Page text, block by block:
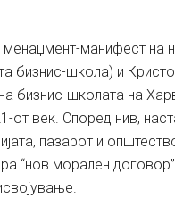
манифест на
бизнис-школа) и
бизнис-школата на
от век. Според нив,
пазарот и
“нов морален